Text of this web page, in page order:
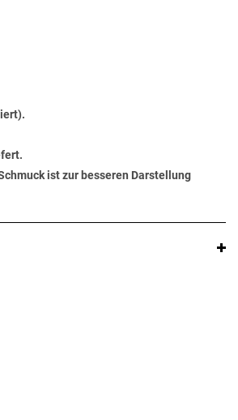
ist zur besseren Darstellung